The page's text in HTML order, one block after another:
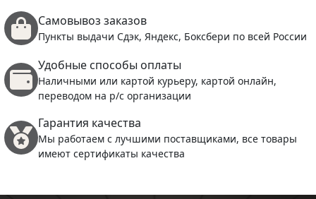
Самовывоз заказов
Пункты выдачи Сдэк, Яндекс, Боксбери по всей России
Удобные способы оплаты
Наличными или картой курьеру, картой онлайн,
переводом на р/с организации
Гарантия качества
Мы работаем с лучшими поставщиками, все товары
имеют сертификаты качества